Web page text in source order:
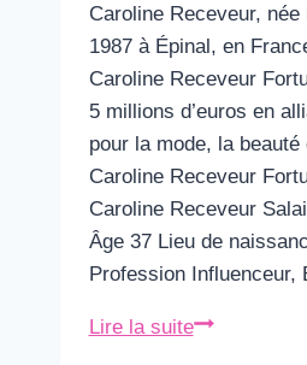
Caroline Receveur,
1987 à Épinal, en
Caroline Receveur
5 millions d’euros en
pour la mode, la beauté
Caroline Receveur
Caroline Receveur
Âge 37 Lieu de
Profession Influenceur,
Lire la suiteCaroline